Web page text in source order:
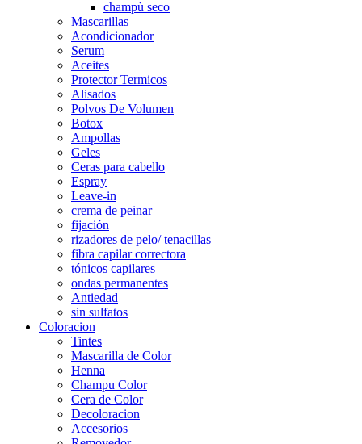
champù seco
Mascarillas
Acondicionador
Serum
Aceites
Protector Termicos
Alisados
Polvos De Volumen
Botox
Ampollas
Geles
Ceras para cabello
Espray
Leave-in
crema de peinar
fijación
rizadores de pelo/ tenacillas
fibra capilar correctora
tónicos capilares
ondas permanentes
Antiedad
sin sulfatos
Coloracion
Tintes
Mascarilla de Color
Henna
Champu Color
Cera de Color
Decoloracion
Accesorios